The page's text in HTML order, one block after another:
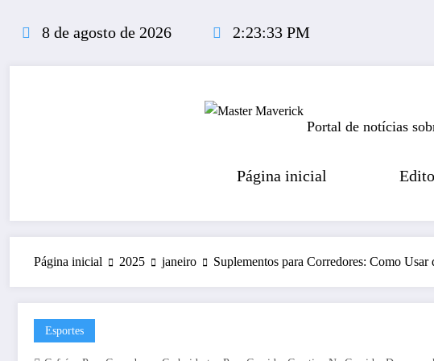
conteúdo
8 de agosto de 2026 2:23:34 PM
Portal de notícias
Página inicial
Página inicial 2025 janeiro Suplementos para Corredores: Como
Esportes